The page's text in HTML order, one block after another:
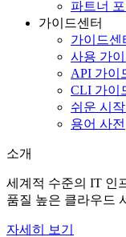
파트너
가이드센터
가이드센
사용 가
API 가이
CLI 가이
쉬운 시
용어 사전
소개
세계적 수준의 IT 인
품질 높은 클라우드
자세히 보기